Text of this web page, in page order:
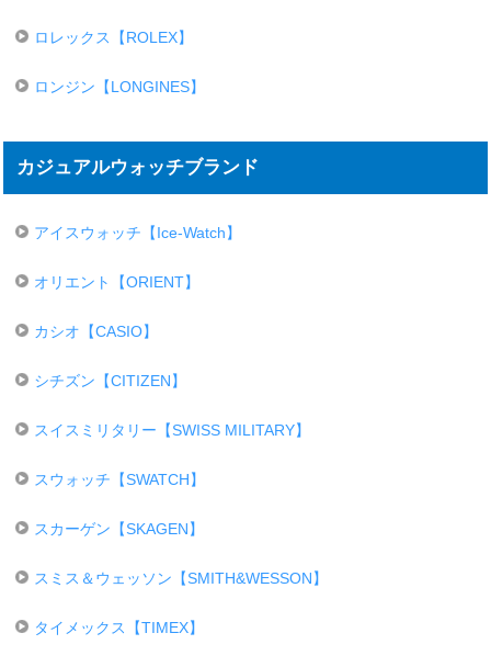
ロレックス【ROLEX】
ロンジン【LONGINES】
カジュアルウォッチブランド
アイスウォッチ【Ice-Watch】
オリエント【ORIENT】
カシオ【CASIO】
シチズン【CITIZEN】
スイスミリタリー【SWISS MILITARY】
スウォッチ【SWATCH】
スカーゲン【SKAGEN】
スミス＆ウェッソン【SMITH&WESSON】
タイメックス【TIMEX】